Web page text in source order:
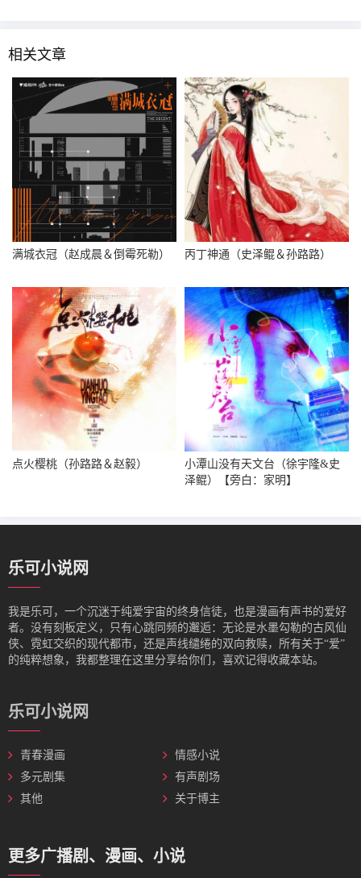
相关文章
满城衣冠（赵成晨＆倒霉死勒） 丙丁神通（史泽鲲＆孙路路）
点火樱桃（孙路路＆赵毅）
小潭山没有天文台（徐宇隆&史
泽鲲）【旁白：家明】
乐可小说网
我是‌乐可，一个沉迷于纯爱宇宙的终身信徒，也是漫画有声书的爱好
者。没有刻板定义，只有心跳同频的邂逅：无论是水墨勾勒的古风仙
侠、霓虹交织的现代都市，还是声线缱绻的双向救赎，所有关于“爱”
的纯粹想象，我都整理在这里分享给你们，喜欢记得收藏本站。
乐可小说网
青春漫画
情感小说
多元剧集
有声剧场
其他
关于博主
更多广播剧、漫画、小说